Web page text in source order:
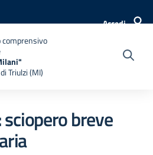
Accedi
Triulzi (MI)
breve